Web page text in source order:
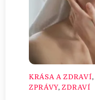
KRÁSA A ZDRAVÍ,
ZPRÁVY,ZDRAVÍ